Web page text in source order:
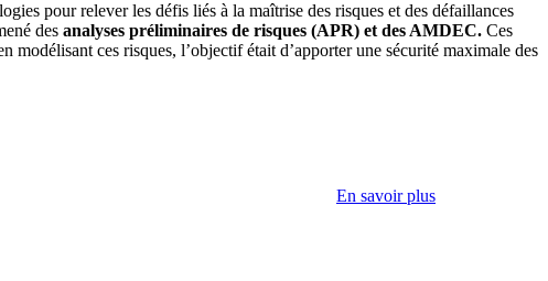
pour relever les défis liés à la maîtrise des risques et des défaillances
des analyses préliminaires de risques (APR) et des AMDEC. Ces
ces risques, l’objectif était d’apporter une sécurité maximale des
En savoir plus